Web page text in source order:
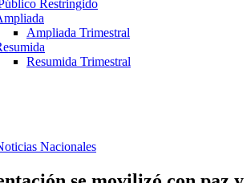
Restringido
Ampliada Trimestral
Resumida Trimestral
Nacionales